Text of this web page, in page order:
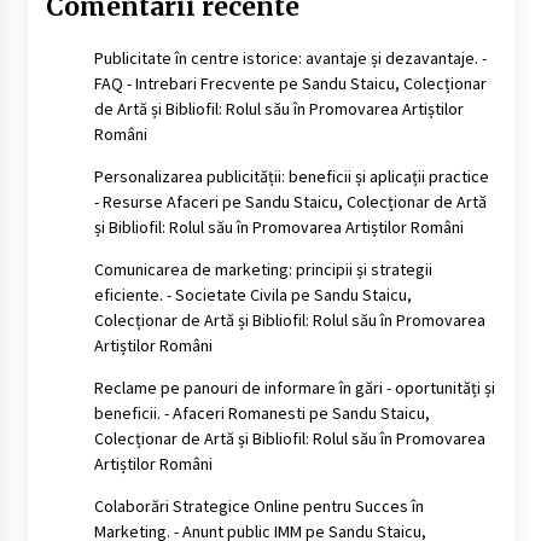
Comentarii recente
Publicitate în centre istorice: avantaje și dezavantaje. -
FAQ - Intrebari Frecvente pe Sandu Staicu, Colecționar
de Artă și Bibliofil: Rolul său în Promovarea Artiștilor
Români
Personalizarea publicității: beneficii și aplicații practice
- Resurse Afaceri pe Sandu Staicu, Colecționar de Artă
și Bibliofil: Rolul său în Promovarea Artiștilor Români
Comunicarea de marketing: principii și strategii
eficiente. - Societate Civila pe Sandu Staicu,
Colecționar de Artă și Bibliofil: Rolul său în Promovarea
Artiștilor Români
Reclame pe panouri de informare în gări - oportunități și
beneficii. - Afaceri Romanesti pe Sandu Staicu,
Colecționar de Artă și Bibliofil: Rolul său în Promovarea
Artiștilor Români
Colaborări Strategice Online pentru Succes în
Marketing. - Anunt public IMM pe Sandu Staicu,